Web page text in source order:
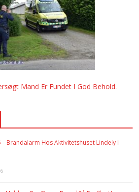
Mand Er Fundet I God Behold.
– Brandalarm Hos Aktivitetshuset Lindely I